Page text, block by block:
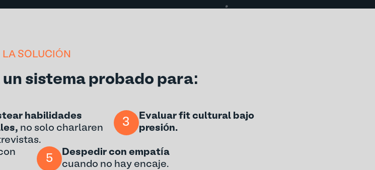
LA SOLUCIÓN
un sistema probado para:
habilidades
no solo charlaren
3
Evaluar fit cultural bajo
presión.
5
Despedir con empatía
cuando no hay encaje.